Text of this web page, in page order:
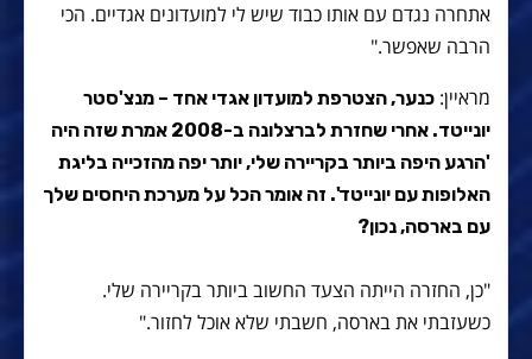
אתחרה נגדם עם אותו כבוד שיש לי למועדונים אגדיים. הכי
הרבה שאפשר."
מראיין: כנער, הצטרפת למועדון אגדי אחד – מנצ'סטר
יונייטד. אחרי שחזרת לברצלונה ב-2008 אמרת שזה היה
'הרגע היפה ביותר בקריירה שלי, יותר יפה מהזכייה בליגת
האלופות עם יונייטד'. זה אומר הכל על מערכת היחסים שלך
עם בארסה, נכון?
"כן, החזרה הייתה הצעד החשוב ביותר בקריירה שלי.
כשעזבתי את בארסה, חשבתי שלא אוכל לחזור."